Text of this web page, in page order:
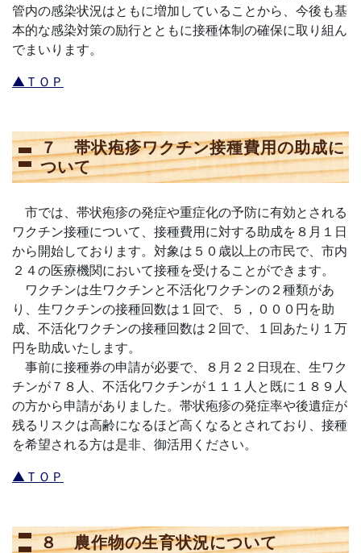
管内の感染状況はともに増加していることから、今後も基
本的な感染対策の励行とともに接種体制の確保に取り組ん
でまいります。
▲ＴＯＰ
７ 帯状疱疹ワクチン接種費用の助成に
ついて
市では、帯状疱疹の発症や重症化の予防に有効とされる
ワクチン接種について、接種費用に対する助成を８月１日
から開始しております。対象は５０歳以上の市民で、市内
２４の医療機関において接種を受けることができます。
ワクチンは生ワクチンと不活化ワクチンの２種類があ
り、生ワクチンの接種回数は１回で、５，０００円を助
成、不活化ワクチンの接種回数は２回で、１回あたり１万
円を助成いたします。
事前に接種券の申請が必要で、８月２２日現在、生ワク
チンが７８人、不活化ワクチンが１１１人と既に１８９人
の方から申請がありました。帯状疱疹の発症率や後遺症が
残るリスクは高齢になるほど高くなるとされており、接種
を希望される方は是非、御活用ください。
▲ＴＯＰ
８ 農作物の生育状況について